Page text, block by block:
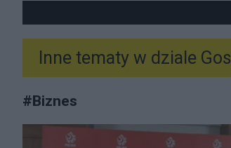
Inne tematy w dziale
#Biznes